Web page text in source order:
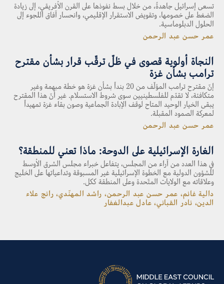
تسعى إسرائيل جاهدةً، من خلال بسط نفوذها على القرن الأفريقي، إلى زيادة
الضغط على خصومها، وتقويض الاستقرار الإقليمي، وانحسار آفاق اللجوء إلى
الحلول الدبلوماسية.
عمر حسن عبد الرحمن
النجاة أولوية قصوى في ظلّ ترقّب قرار بشأن مقترح
ترامب بشأن غزة
إنّ مقترح ترامب المؤلّف من 20 بنداً بشأن غزة هو خطة مبهمة وغير
متكافئة، لا تقدّم للفلسطينيين سوى شروط الاستسلام. غير أنّ هذا المقترح
يبقى الخيار الوحيد المتاح لوقف الإبادة الجماعية وصون بقاء غزة تمهيداً
لمعركة الصمود المقبلة.
عمر حسن عبد الرحمن
الغارة الإسرائيلية على الدوحة: ماذا تعني للمنطقة؟
في هذا العدد من آراء من المجلس، يتفاعل خبراء مجلس الشرق الأوسط
للشؤون الدولية مع الخطوة الإسرائيلية غير المسبوقة وتداعياتها على الخليج
وعلاقاته مع الولايات المتّحدة وعلى المنطقة ككل.
دالية غانم، عمر حسن عبد الرحمن، راشد المهنّدي، رانج علاء
الدين، نادر القباني، عادل عبدالغفار